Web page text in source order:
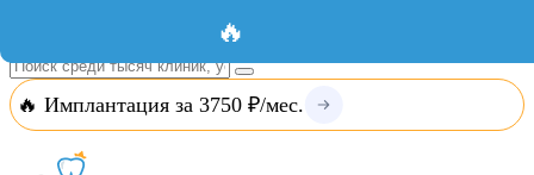
Вход
🔥 Имплантация за 3750 ₽/мес.
🔥